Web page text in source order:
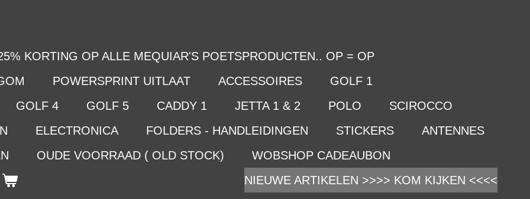
KORTING OP ALLE MEQUIAR'S POETSPRODUCTEN.. OP = OP
POWERSPRINT UITLAAT ACCESSOIRES
GOLF 1
GOLF 4 GOLF 5 CADDY 1 JETTA 1 & 2 POLO
SCIROCCO
ELECTRONICA FOLDERS - HANDLEIDINGEN STICKERS
ANTENNES
OUDE VOORRAAD ( OLD STOCK)
WOBSHOP CADEAUBON
NIEUWE ARTIKELEN >>>> KOM KIJKEN <<<<